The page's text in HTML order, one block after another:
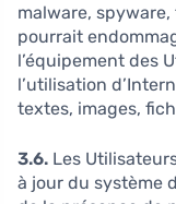
malware,
pourrait
l’équipement des
l’utilisation
textes, images,
3.6. Les
à jour du système